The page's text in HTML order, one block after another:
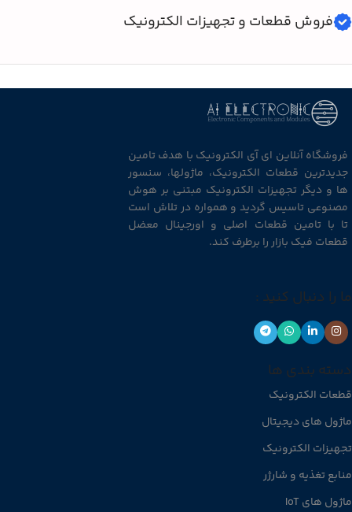
فروش قطعات و تجهیزات الکترونیک
فروشگاه آنلاین ای آی الکترونیک با هدف تامین
جدیدترین قطعات الکترونیک، ماژولها، سنسور
ها و دیگر تجهیزات الکترونیک مبتنی بر هوش
مصنوعی تاسیس گردید و همواره در تلاش است
تا با تامین قطعات اصلی و اورجینال معضل
قطعات فیک بازار را برطرف کند.
ما را دنبال کنید :
دسته بندی ها
قطعات الکترونیک
ماژول های دیجیتال
تجهیزات الکترونیک
منابع تغذیه و شارژر
ماژول های IoT